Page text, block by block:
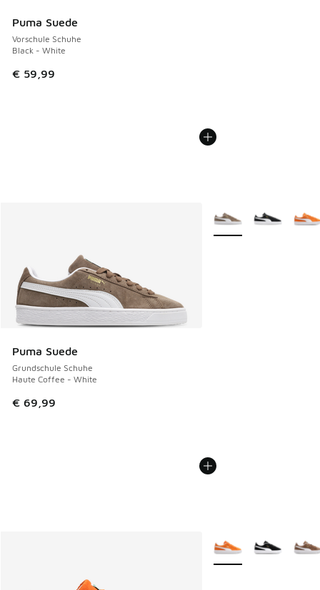
Puma Suede
Vorschule Schuhe
Black - White
€ 59,99
Puma Suede
Grundschule Schuhe
Haute Coffee - White
€ 69,99
Weitere Farben
Weitere Farben